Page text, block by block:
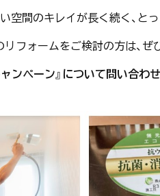
い空間のキレイが長く続く、
フォームをご検討の方は、ぜ
ャンペーン』について問い合